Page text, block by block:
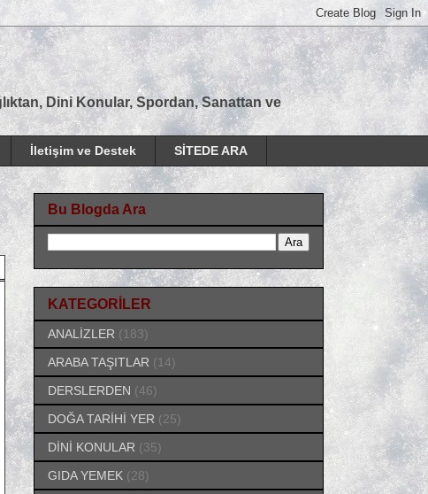
Dini Konular, Spordan, Sanattan ve
İletişim ve Destek SİTEDE ARA
Bu Blogda Ara
KATEGORİLER
ANALİZLER (183)
ARABA TAŞITLAR (14)
DERSLERDEN (46)
DOĞA TARİHİ YER (25)
DİNİ KONULAR (35)
GIDA YEMEK (28)